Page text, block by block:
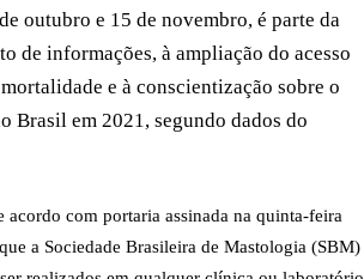
outubro e 15 de novembro, é parte da
de informações, à ampliação do acesso
e à conscientização sobre o
Brasil em 2021, segundo dados do
acordo com portaria assinada na quinta-feira
a Sociedade Brasileira de Mastologia (SBM)